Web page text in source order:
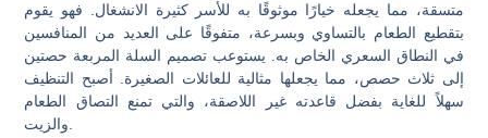
متسقة، مما يجعله خيارًا موثوقًا به للأسر كثيرة الانشغال. فهو يقوم
بتقطيع الطعام بالتساوي وبسرعة، متفوقًا على العديد من المنافسين
في النطاق السعري الخاص به. يستوعب تصميم السلة المربعة حصتين
إلى ثلاث حصص، مما يجعلها مثالية للعائلات الصغيرة. أصبح التنظيف
سهلاً للغاية بفضل قاعدته غير اللاصقة، والتي تمنع التصاق الطعام